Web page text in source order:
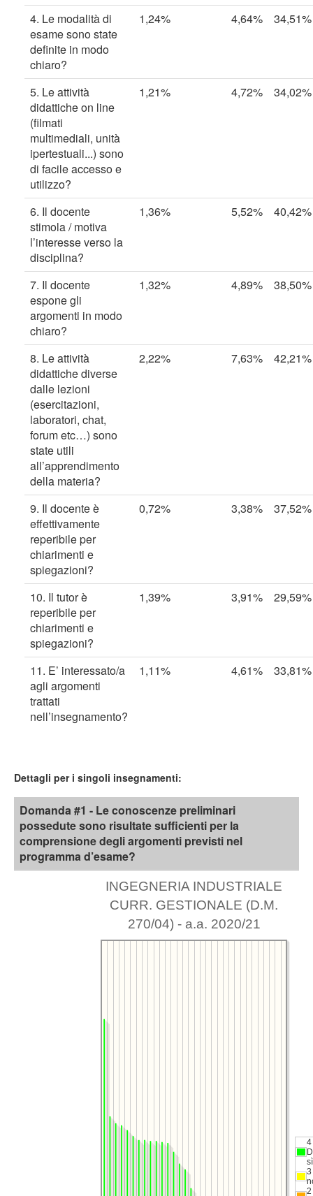
4. Le modalità di
esame sono state
definite in modo
chiaro?
1,24% 4,64% 34,51%
5. Le attività
didattiche on line
(filmati
multimediali, unità
ipertestuali...) sono
di facile accesso e
utilizzo?
1,21% 4,72% 34,02%
6. Il docente
stimola / motiva
l’interesse verso la
disciplina?
1,36% 5,52% 40,42%
7. Il docente
espone gli
argomenti in modo
chiaro?
1,32% 4,89% 38,50%
8. Le attività
didattiche diverse
dalle lezioni
(esercitazioni,
laboratori, chat,
forum etc…) sono
state utili
all’apprendimento
della materia?
2,22% 7,63% 42,21%
9. Il docente è
effettivamente
reperibile per
chiarimenti e
spiegazioni?
0,72% 3,38% 37,52%
10. Il tutor è
reperibile per
chiarimenti e
spiegazioni?
1,39% 3,91% 29,59%
11. E’ interessato/a
agli argomenti
trattati
nell’insegnamento?
1,11% 4,61% 33,81%
Dettagli per i singoli insegnamenti:
Domanda #1 - Le conoscenze preliminari
possedute sono risultate sufficienti per la
comprensione degli argomenti previsti nel
programma d’esame?
INGEGNERIA INDUSTRIALE
CURR. GESTIONALE (D.M.
270/04) - a.a. 2020/21
4
sì
3
2